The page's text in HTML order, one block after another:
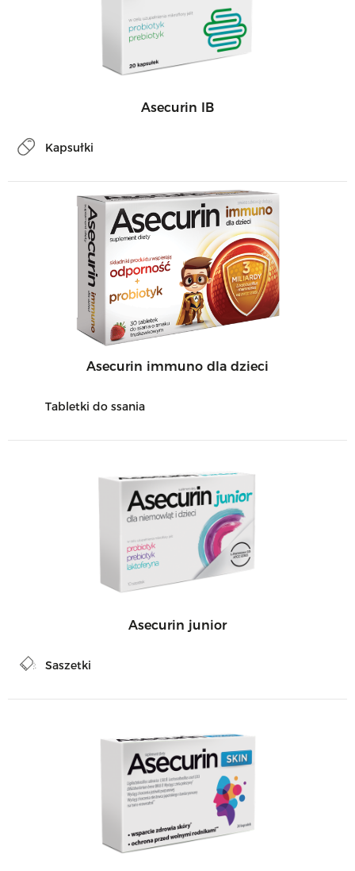
Asecurin IB
Kapsułki
Asecurin immuno dla dzieci
Tabletki do ssania
Asecurin junior
Saszetki